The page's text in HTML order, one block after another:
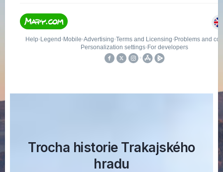
Trocha historie Trakajského
hradu